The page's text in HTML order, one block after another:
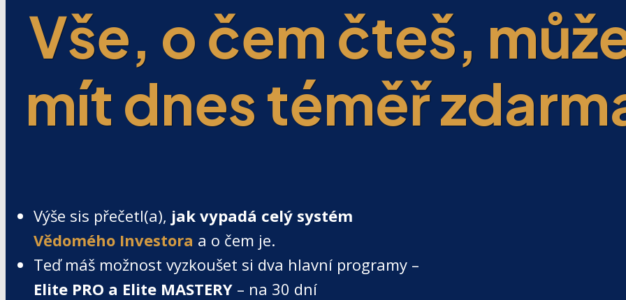
Vše, o čem čteš,
mít dnes téměř
Výše sis přečetl(a), jak vypadá celý systém
Vědomého Investora a o čem je.
Teď máš možnost vyzkoušet si dva hlavní programy –
Elite PRO a Elite MASTERY – na 30 dní